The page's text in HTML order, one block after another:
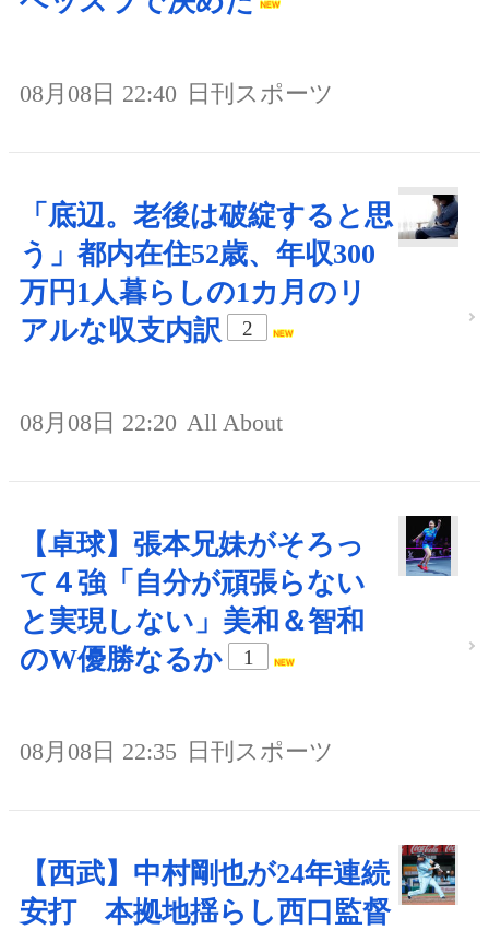
08月08日 22:40 日刊スポーツ
「底辺。老後は破綻すると思
う」都内在住52歳、年収300
万円1人暮らしの1カ月のリ
アルな収支内訳
2
08月08日 22:20 All About
【卓球】張本兄妹がそろっ
て４強「自分が頑張らない
と実現しない」美和＆智和
のW優勝なるか
1
08月08日 22:35 日刊スポーツ
【西武】中村剛也が24年連続
安打 本拠地揺らし西口監督